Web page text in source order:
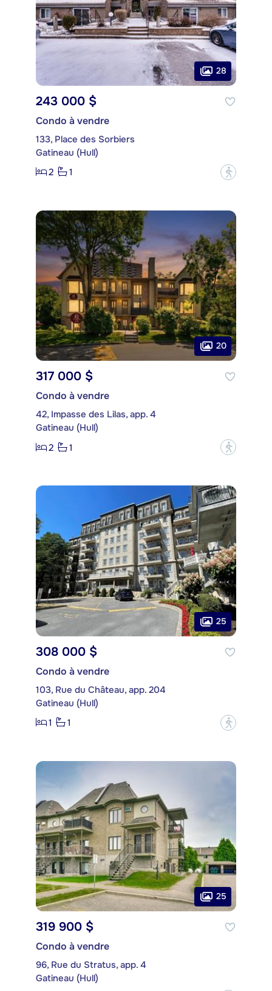
28
243 000 $
Condo à vendre
133, Place des Sorbiers
Gatineau (Hull)
2
1 ?
20
317 000 $
Condo à vendre
42, Impasse des Lilas, app. 4
Gatineau (Hull)
2
1 ?
25
308 000 $
Condo à vendre
103, Rue du Château, app. 204
Gatineau (Hull)
1
1 ?
25
319 900 $
Condo à vendre
96, Rue du Stratus, app. 4
Gatineau (Hull)